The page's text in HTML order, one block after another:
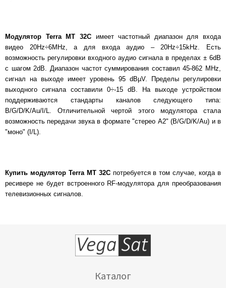
Модулятор Terra MT 32С имеет частотный диапазон для входа
видео 20Hz÷6MHz, а для входа аудио – 20Hz÷15kHz. Есть
возможность регулировки входного аудио сигнала в пределах ± 6dB
с шагом 2dB. Диапазон частот суммирования составил 45-862 MHz,
сигнал на выходе имеет уровень 95 dBµV. Пределы регулировки
выходного сигнала составили 0÷-15 dB. На выходе устройством
поддерживаются стандарты каналов следующего типа:
B/G/D/K/Au/I/L. Отличительной чертой этого модулятора стала
возможность передачи звука в формате "стерео А2" (B/G/D/K/Au) и в
"моно" (I/L).
Купить модулятор Terra MT 32Спотребуется в том случае, когда в
ресивере не будет встроенного RF-модулятора для преобразования
телевизионных сигналов.
Каталог